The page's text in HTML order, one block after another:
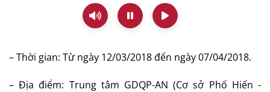
– Thời gian: Từ ngày 12/03/2018 đến ngày 07/04/2018.
– Địa điểm: Trung tâm GDQP-AN (Cơ sở Phố Hiến -